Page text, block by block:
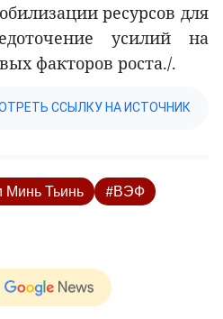
ресурсов для
усилий на
факторов роста./.
ССЫЛКУ НА ИСТОЧНИК
Минь Тьинь #ВЭФ